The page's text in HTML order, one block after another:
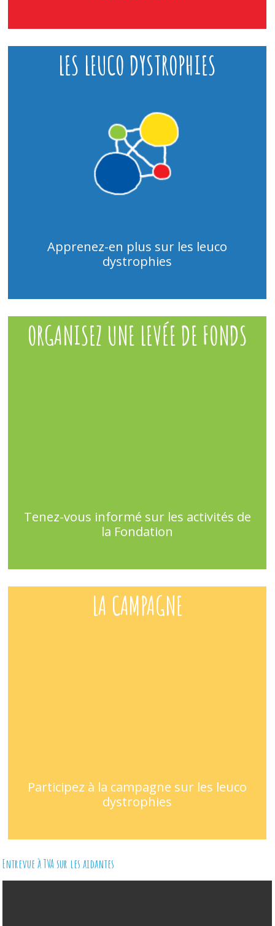
LES LEUCO DYSTROPHIES
Apprenez-en plus sur les leuco
dystrophies
ORGANISEZ UNE LEVÉE DE FONDS
Tenez-vous informé sur les activités de
la Fondation
LA CAMPAGNE
Participez à la campagne sur les leuco
dystrophies
Entrevue à TVA sur les aidantes